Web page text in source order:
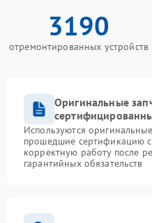
3190
отремонтированных устройств
Оригинальные
Используются
прошедшие сертификацию
корректную работу после
гарантийных обязательств